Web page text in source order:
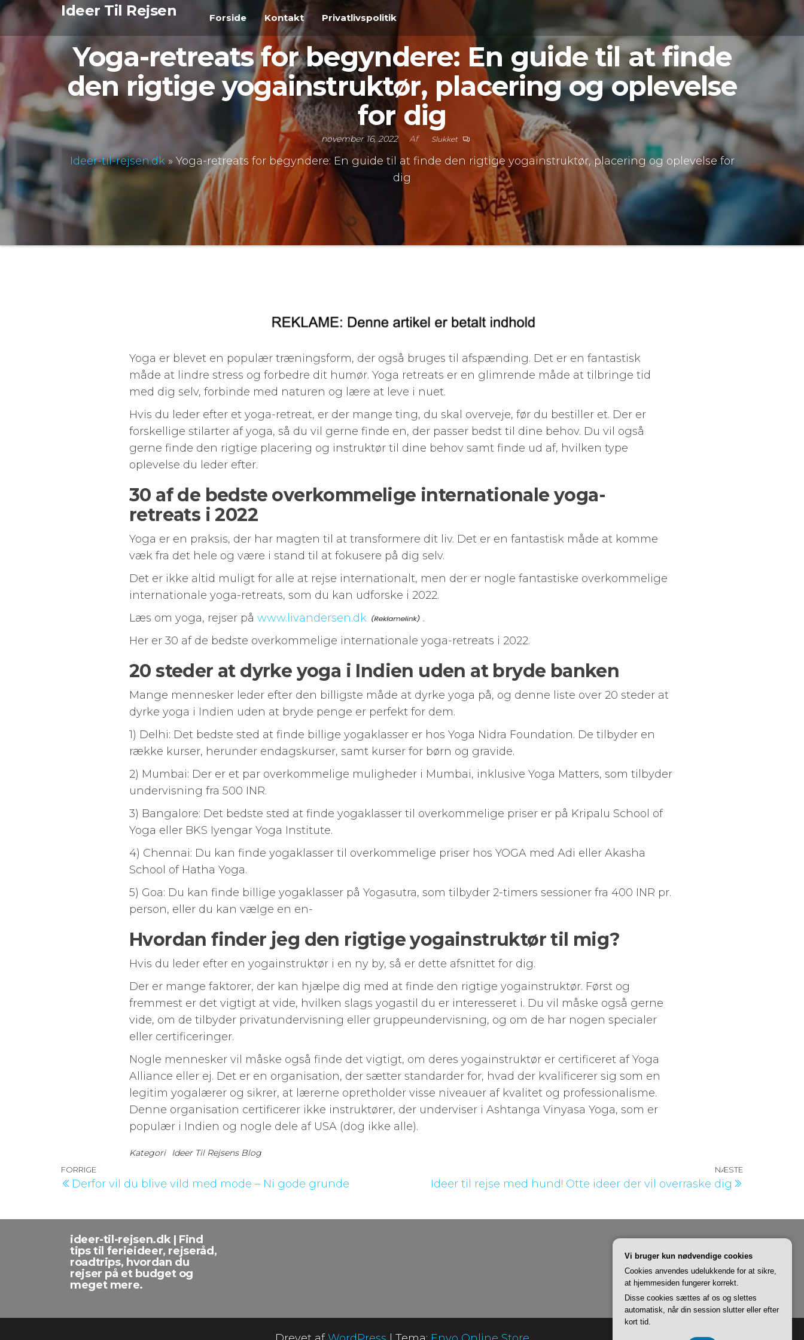
Videre
Ideer Til Rejsen Forside Kontakt Privatlivspolitik
Yoga-retreats for begyndere: En guide til at finde
den rigtige yogainstruktør, placering og oplevelse
for dig
november 16, 2022 Af Slukket
Ideer-til-rejsen.dk»Yoga-retreats for begyndere: En guide til at finde den rigtige yogainstruktør, placering og oplevelse for
dig
Yoga er blevet en populær træningsform, der også bruges til afspænding. Det er en fantastisk
måde at lindre stress og forbedre dit humør. Yoga retreats er en glimrende måde at tilbringe tid
med dig selv, forbinde med naturen og lære at leve i nuet.
Hvis du leder efter et yoga-retreat, er der mange ting, du skal overveje, før du bestiller et. Der er
forskellige stilarter af yoga, så du vil gerne finde en, der passer bedst til dine behov. Du vil også
gerne finde den rigtige placering og instruktør til dine behov samt finde ud af, hvilken type
oplevelse du leder efter.
30 af de bedste overkommelige internationale yoga-
retreats i 2022
Yoga er en praksis, der har magten til at transformere dit liv. Det er en fantastisk måde at komme
væk fra det hele og være i stand til at fokusere på dig selv.
Det er ikke altid muligt for alle at rejse internationalt, men der er nogle fantastiske overkommelige
internationale yoga-retreats, som du kan udforske i 2022.
Læs om yoga, rejser på www.livandersen.dk
.
Her er 30 af de bedste overkommelige internationale yoga-retreats i 2022.
20 steder at dyrke yoga i Indien uden at bryde banken
Mange mennesker leder efter den billigste måde at dyrke yoga på, og denne liste over 20 steder at
dyrke yoga i Indien uden at bryde penge er perfekt for dem.
1) Delhi: Det bedste sted at finde billige yogaklasser er hos Yoga Nidra Foundation. De tilbyder en
række kurser, herunder endagskurser, samt kurser for børn og gravide.
2) Mumbai: Der er et par overkommelige muligheder i Mumbai, inklusive Yoga Matters, som tilbyder
undervisning fra 500 INR.
3) Bangalore: Det bedste sted at finde yogaklasser til overkommelige priser er på Kripalu School of
Yoga eller BKS Iyengar Yoga Institute.
4) Chennai: Du kan finde yogaklasser til overkommelige priser hos YOGA med Adi eller Akasha
School of Hatha Yoga.
5) Goa: Du kan finde billige yogaklasser på Yogasutra, som tilbyder 2-timers sessioner fra 400 INR pr.
person, eller du kan vælge en en-
Hvordan finder jeg den rigtige yogainstruktør til mig?
Hvis du leder efter en yogainstruktør i en ny by, så er dette afsnittet for dig.
Der er mange faktorer, der kan hjælpe dig med at finde den rigtige yogainstruktør. Først og
fremmest er det vigtigt at vide, hvilken slags yogastil du er interesseret i. Du vil måske også gerne
vide, om de tilbyder privatundervisning eller gruppeundervisning, og om de har nogen specialer
eller certificeringer.
Nogle mennesker vil måske også finde det vigtigt, om deres yogainstruktør er certificeret af Yoga
Alliance eller ej. Det er en organisation, der sætter standarder for, hvad der kvalificerer sig som en
legitim yogalærer og sikrer, at lærerne opretholder visse niveauer af kvalitet og professionalisme.
Denne organisation certificerer ikke instruktører, der underviser i Ashtanga Vinyasa Yoga, som er
populær i Indien og nogle dele af USA (dog ikke alle).
Kategori Ideer Til Rejsens Blog
Indlægsnavigation
Forrige
indlæg
FORRIGE
Derfor vil du blive vild med mode – Ni gode grunde
Næste
NÆSTE
Ideer til rejse med hund! Otte ideer der vil overraske dig
ideer-til-rejsen.dk | Find
tips til ferieideer, rejseråd,
roadtrips, hvordan du
rejser på et budget og
meget mere.
Vi bruger kun nødvendige cookies
Cookies anvendes udelukkende for at sikre,
at hjemmesiden fungerer korrekt.
Disse cookies sættes af os og slettes
automatisk, når din session slutter eller efter
kort tid.